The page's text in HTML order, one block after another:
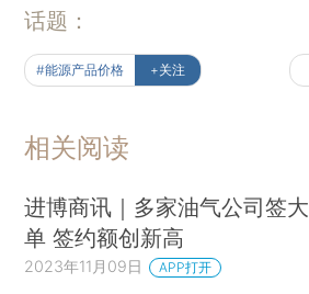
话题：
#能源产品价格 +关注
相关阅读
进博商讯｜多家油气公司签大
单 签约额创新高
2023年11月09日 APP打开